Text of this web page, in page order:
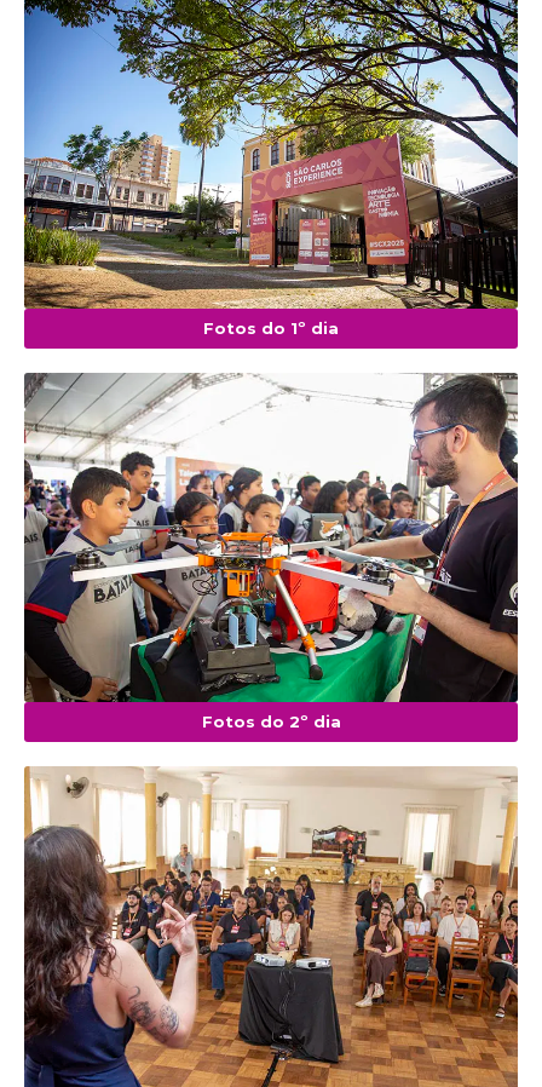
Fotos do 1º dia
Fotos do 2º dia